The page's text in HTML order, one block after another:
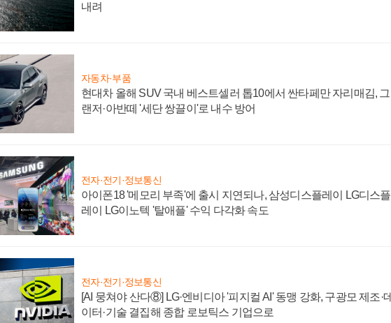
내려
자동차·부품
현대차 올해 SUV 국내 베스트셀러 톱10에서 싼타페만 자리매김, 그
랜저·아반떼 '세단 쌍끌이'로 내수 방어
전자·전기·정보통신
아이폰18 '메모리 부족'에 출시 지연되나, 삼성디스플레이 LG디스플
레이 LG이노텍 '탈애플' 수익 다각화 속도
전자·전기·정보통신
[AI 뭉쳐야 산다⑧] LG·엔비디아 '피지컬 AI' 동맹 강화, 구광모 제조·데
이터·기술 결집해 종합 로보틱스 기업으로